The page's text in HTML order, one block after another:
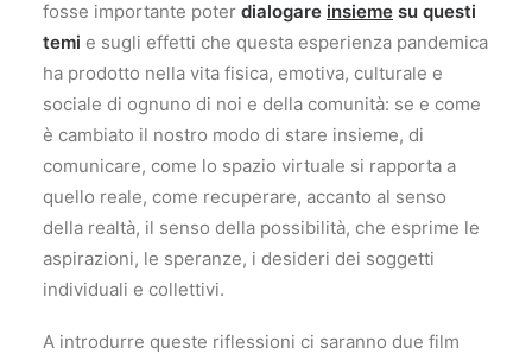
fosse importante poter dialogare insieme su questi
temi e sugli effetti che questa esperienza pandemica
ha prodotto nella vita fisica, emotiva, culturale e
sociale di ognuno di noi e della comunità: se e come
è cambiato il nostro modo di stare insieme, di
comunicare, come lo spazio virtuale si rapporta a
quello reale, come recuperare, accanto al senso
della realtà, il senso della possibilità, che esprime le
aspirazioni, le speranze, i desideri dei soggetti
individuali e collettivi.
A introdurre queste riflessioni ci saranno due film